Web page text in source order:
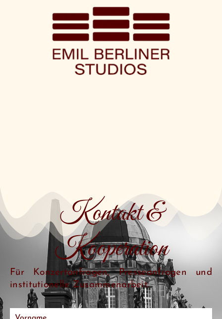
Kontakt &
Kooperation
Für Konzertanfragen, Presseanfragen und
institutionelle Zusammenarbeit.